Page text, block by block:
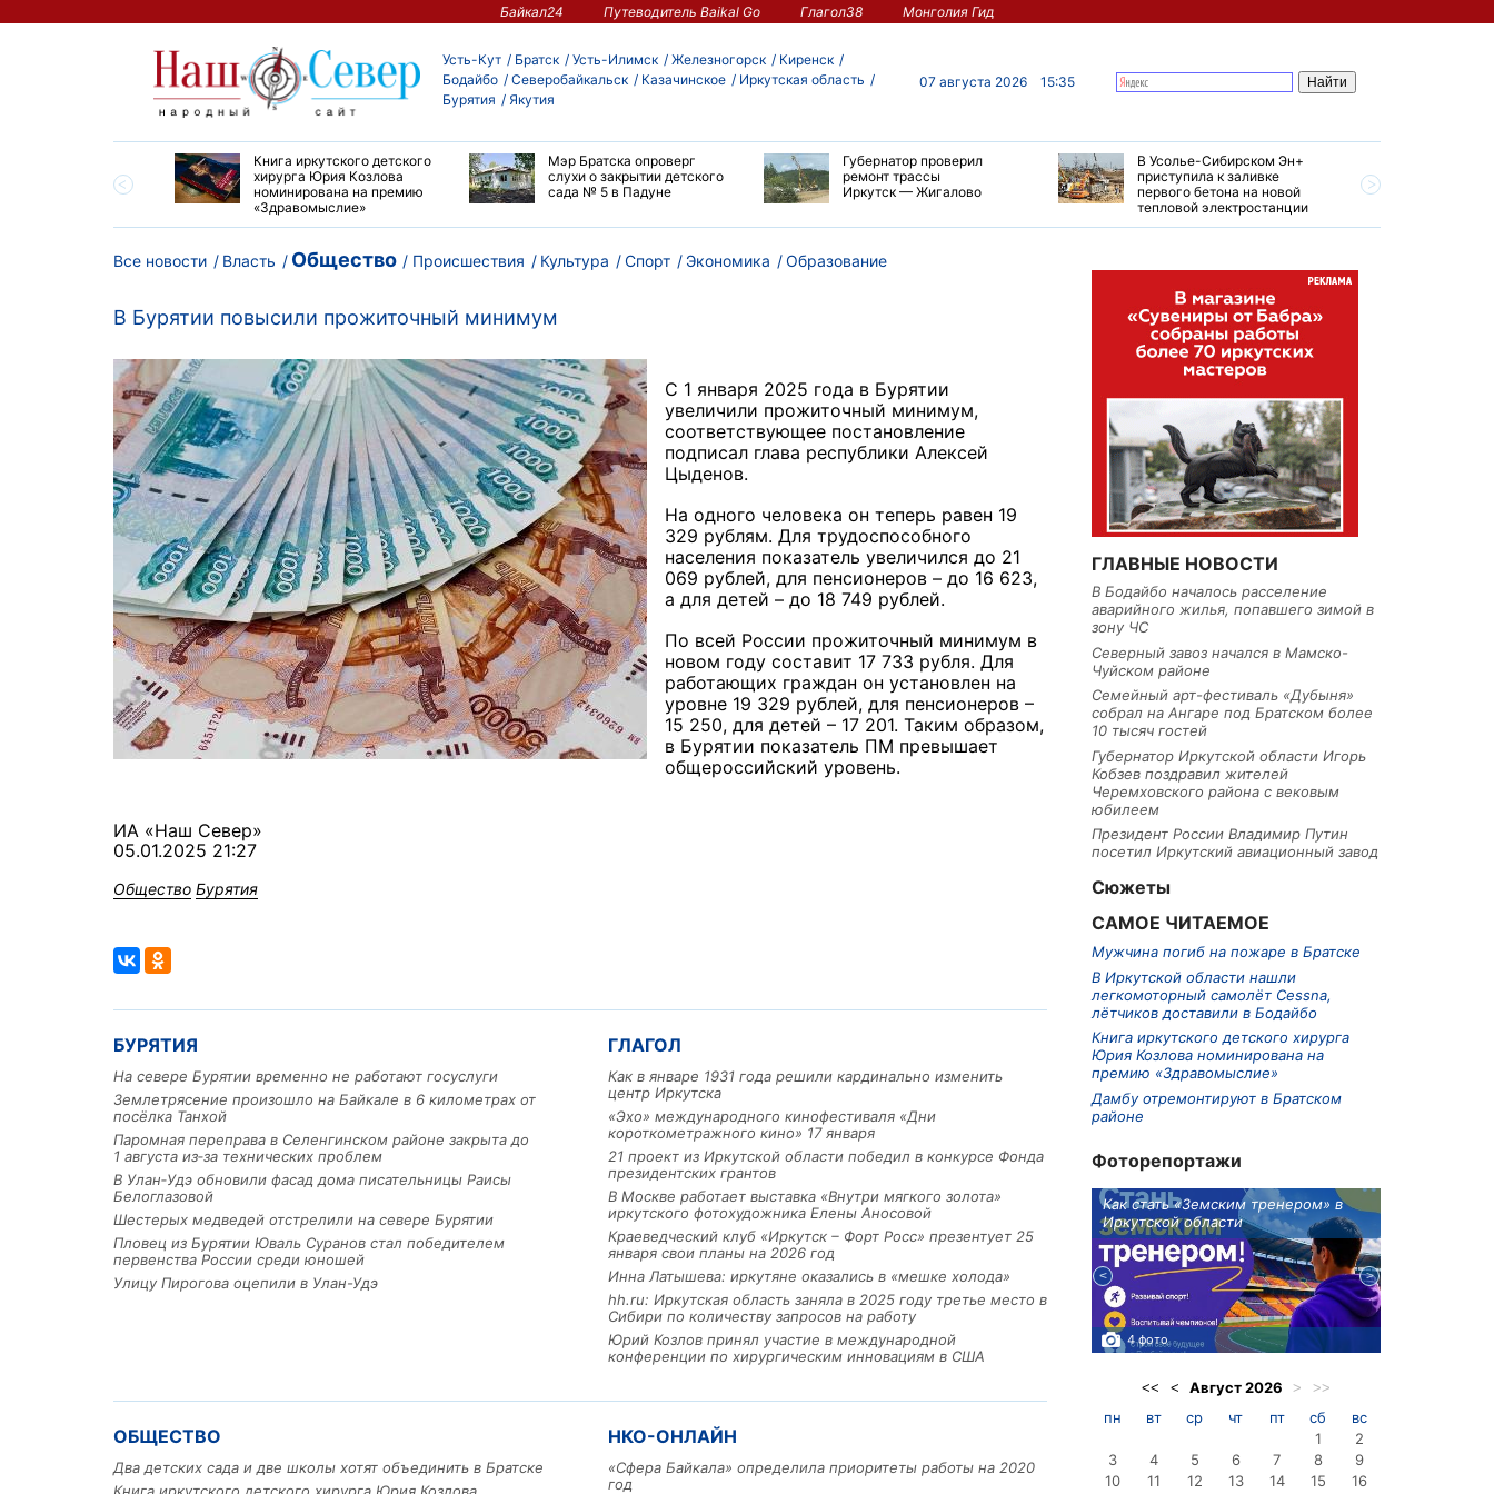
Байкал24 Путеводитель Baikal Go Глагол38 Монголия Гид
Усть-Кут Братск Усть-Илимск Железногорск
Киренск
Бодайбо
Северобайкальск Казачинское
Иркутская область
Бурятия
Якутия
07 августа 2026 15:35
большой эстафеты
Книга иркутского детского
хирурга Юрия Козлова
номинирована на премию
«Здравомыслие»
Мэр Братска опроверг
слухи о закрытии детского
сада № 5 в Падуне
Губернатор проверил
ремонт трассы
Иркутск — Жигалово
В Усолье-Сибирском Эн+
приступила к заливке
первого бетона на новой
тепловой электростанции
Все новости Власть Общество Происшествия Культура Спорт Экономика Образование
В Бурятии повысили прожиточный минимум
С 1 января 2025 года в Бурятии
увеличили прожиточный минимум,
соответствующее постановление
подписал глава республики Алексей
Цыденов.
На одного человека он теперь равен 19
329 рублям. Для трудоспособного
населения показатель увеличился до 21
069 рублей, для пенсионеров – до 16 623,
а для детей – до 18 749 рублей.
По всей России прожиточный минимум в
новом году составит 17 733 рубля. Для
работающих граждан он установлен на
уровне 19 329 рублей, для пенсионеров –
15 250, для детей – 17 201. Таким образом,
в Бурятии показатель ПМ превышает
общероссийский уровень.
ИА «Наш Север»
05.01.2025 21:27
Общество Бурятия
БУРЯТИЯ
На севере Бурятии временно не работают госуслуги
Землетрясение произошло на Байкале в 6 километрах от
посёлка Танхой
Паромная переправа в Селенгинском районе закрыта до
1 августа из‑за технических проблем
В Улан‑Удэ обновили фасад дома писательницы Раисы
Белоглазовой
Шестерых медведей отстрелили на севере Бурятии
Пловец из Бурятии Юваль Суранов стал победителем
первенства России среди юношей
Улицу Пирогова оцепили в Улан-Удэ
ГЛАГОЛ
Как в январе 1931 года решили кардинально изменить
центр Иркутска
«Эхо» международного кинофестиваля «Дни
короткометражного кино» 17 января
21 проект из Иркутской области победил в конкурсе Фонда
президентских грантов
В Москве работает выставка «Внутри мягкого золота»
иркутского фотохудожника Елены Аносовой
Краеведческий клуб «Иркутск – Форт Росс» презентует 25
января свои планы на 2026 год
Инна Латышева: иркутяне оказались в «мешке холода»
hh.ru: Иркутская область заняла в 2025 году третье место в
Сибири по количеству запросов на работу
Юрий Козлов принял участие в международной
конференции по хирургическим инновациям в США
ОБЩЕСТВО
Два детских сада и две школы хотят объединить в Братске
НКО-ОНЛАЙН
«Сфера Байкала» определила приоритеты работы на 2020
год
ГЛАВНЫЕ НОВОСТИ
В Бодайбо началось расселение
аварийного жилья, попавшего зимой в
зону ЧС
Северный завоз начался в Мамско-
Чуйском районе
Семейный арт-фестиваль «Дубыня»
собрал на Ангаре под Братском более
10 тысяч гостей
Губернатор Иркутской области Игорь
Кобзев поздравил жителей
Черемховского района с вековым
юбилеем
Президент России Владимир Путин
посетил Иркутский авиационный завод
Сюжеты
САМОЕ ЧИТАЕМОЕ
Мужчина погиб на пожаре в Братске
В Иркутской области нашли
легкомоторный самолёт Cessna,
лётчиков доставили в Бодайбо
Книга иркутского детского хирурга
Юрия Козлова номинирована на
премию «Здравомыслие»
Дамбу отремонтируют в Братском
районе
Фоторепортажи
Льготный заём в 9 миллионов
рублей получит
машиностроительное предприятие
из Иркутской области
3 фото
Как стать «Земским тренером» в
Иркутской области
4 фото
<< < Август2026 > >>
пн вт ср чт пт сб
вс
1
2
3
4 5 6 7 8
9
10
11 12 13 14 15
16